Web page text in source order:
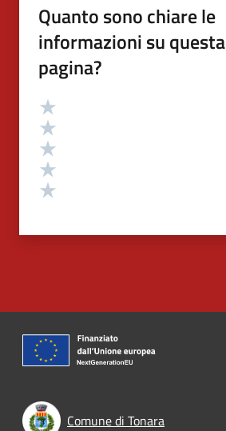
Quanto sono chiare le
informazioni su questa
pagina?
Valutazione
Comune di Tonara